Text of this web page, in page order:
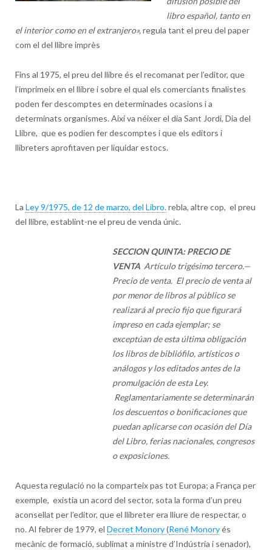
libro español, tanto en
el interior como en el extranjero»,regula tant el preu del paper
com el del llibre imprès
Fins al 1975, el preu del llibre és el recomanat per l’editor, que
l’imprimeix en el llibre i sobre el qual els comerciants finalistes
poden fer descomptes en determinades ocasions i a
determinats organismes. Així va néixer el dia Sant Jordi, Dia del
Llibre, que es podien fer descomptes i que els editors i
llibreters aprofitaven per liquidar estocs.
La Ley 9/1975, de 12 de marzo, del Libro.rebla, altre cop, el preu
del llibre, establint-ne el preu de venda únic.
SECCION QUINTA: PRECIO DE
VENTA Artículo trigésimo tercero.—
Precio de venta. El precio de venta al
por menor de libros al público se
realizará al precio fijo que figurará
impreso en cada ejemplar; se
exceptúan de esta última obligación
los libros de bibliófilo, artísticos o
análogos y los editados antes de la
promulgación de esta Ley.
Reglamentariamente se determinarán
los descuentos o boni­ficaciones que
puedan aplicarse con ocasión del Día
del Libro, ferias nacionales, congresos
o exposiciones.
Aquesta regulació no la comparteix pas tot Europa; a França per
exemple, existia un acord del sector, sota la forma d’un preu
aconsellat per l’editor, que el llibreter era lliure de respectar, o
no. Al febrer de 1979, el Decret Monory(René Monoryés
mecànic de formació, sublimat a ministre d’Indústria i senador),